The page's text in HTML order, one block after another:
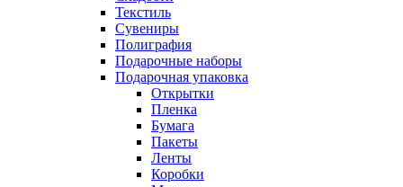
Текстиль
Сувениры
Полиграфия
Подарочные наборы
Подарочная упаковка
Открытки
Пленка
Бумага
Пакеты
Ленты
Коробки